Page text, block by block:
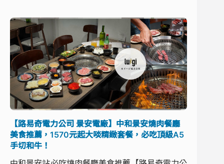
【路易奇電力公司 景安電廠】中和景安燒肉餐廳
美食推薦，1570元起大啖精緻套餐，必吃頂級A5
手切和牛！